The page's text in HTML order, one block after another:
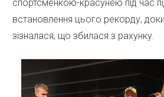
спортсменкою-красунею під час
встановлення цього рекорду,
зізналася, що збилася з рахунку.